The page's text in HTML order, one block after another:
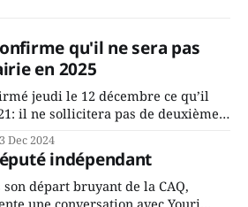
qu'il ne sera pas
en 2025
jeudi le 12 décembre ce qu’il
il ne sollicitera pas de deuxième
de Saint-Jérôme. Bourcier en a
aux employés de la ville,
pour leur traditionnel souper
Dec 2024
indépendant
départ bruyant de la CAQ,